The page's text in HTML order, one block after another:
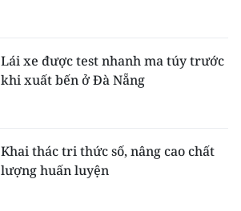
Lái xe được test nhanh ma túy trước
khi xuất bến ở Đà Nẵng
Khai thác tri thức số, nâng cao chất
lượng huấn luyện